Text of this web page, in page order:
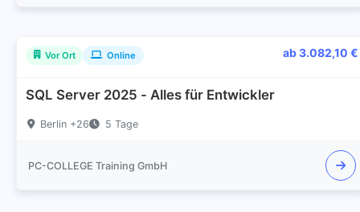
Vor Ort Online ab 3.082,10 €
SQL Server 2025 - Alles für Entwickler
Berlin +26 5 Tage
PC-COLLEGE Training GmbH